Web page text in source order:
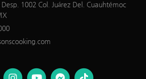
1002 Col. Juárez Del. Cuauhtémoc